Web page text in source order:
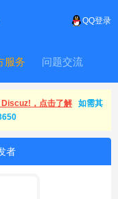
QQ登录
服务 问题交流
，点击了解
如需其